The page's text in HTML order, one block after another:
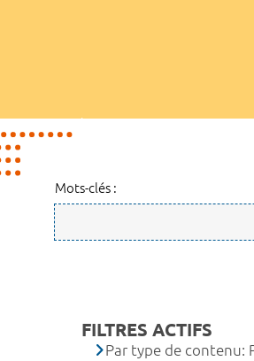
Mots-clés :
FILTRES ACTIFS
Par type de contenu: